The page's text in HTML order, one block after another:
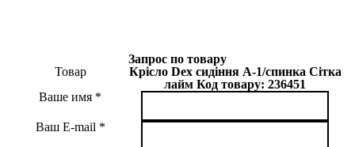
Запрос по товару
Товар
Крісло Dex сидіння А-1/спинка Сітка
лайм Код товару: 236451
Ваше имя
Ваш E-mail